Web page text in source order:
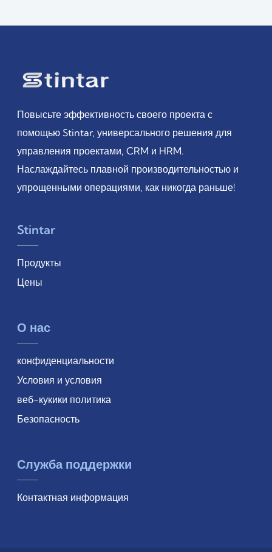
Повысьте эффективность своего проекта с
помощью Stintar, универсального решения для
управления проектами, CRM и HRM.
Наслаждайтесь плавной производительностью и
упрощенными операциями, как никогда раньше!
Stintar
Продукты
Цены
О нас
конфиденциальности
Условия и условия
веб-кукики политика
Безопасность
Служба поддержки
Контактная информация